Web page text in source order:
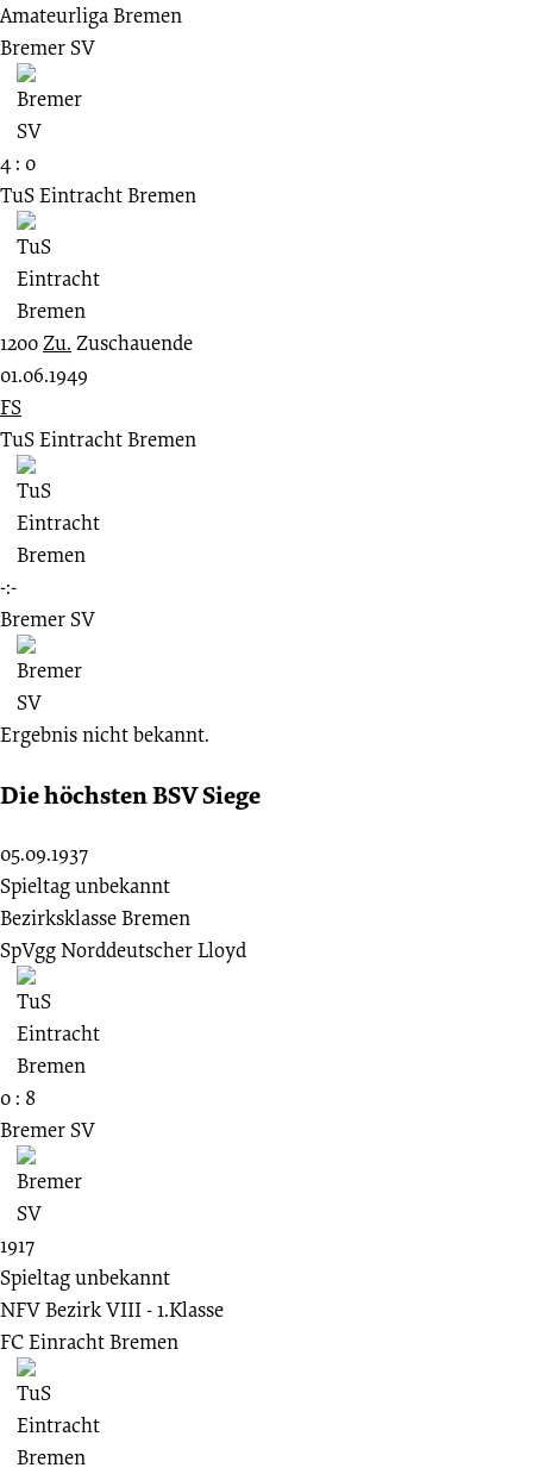
Amateurliga Bremen
Bremer SV
4 : 0
TuS Eintracht Bremen
1200Zu. Zuschauende
01.06.1949
FS
TuS Eintracht Bremen
-:-
Bremer SV
Ergebnis nicht bekannt.
Die höchsten BSV Siege
05.09.1937
Spieltag unbekannt
Bezirksklasse Bremen
SpVgg Norddeutscher Lloyd
0 : 8
Bremer SV
1917
Spieltag unbekannt
NFV Bezirk VIII - 1.Klasse
FC Einracht Bremen